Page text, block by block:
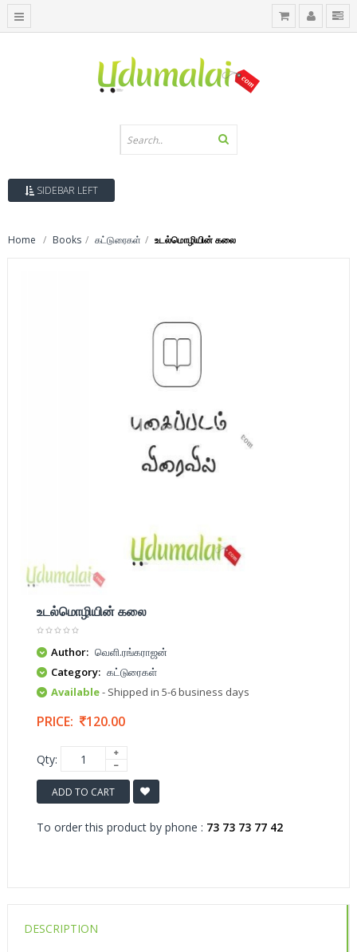
SIDEBAR LEFT
Home Books கட்டுரைகள் உடல்மொழியின் கலை
உடல்மொழியின் கலை
Author: வெளி.ரங்கராஜன்
Category: கட்டுரைகள்
Available- Shipped in 5-6 business days
PRICE: 120.00
Qty:
ADD TO CART
To order this product by phone : 73 73 73 77 42
DESCRIPTION